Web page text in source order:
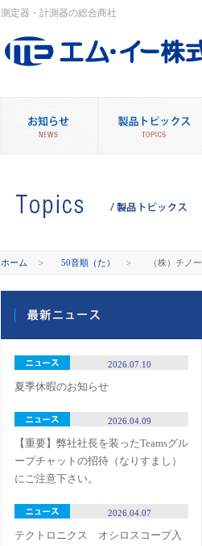
測定器・計測器の総合商社
ホーム > 50音順（た） > （株）チノー
2026.07.10
夏季休暇のお知らせ
2026.04.09
【重要】弊社社長を装ったTeamsグル
ープチャットの招待（なりすまし）
にご注意下さい。
2026.04.07
テクトロニクス オシロスコープ入